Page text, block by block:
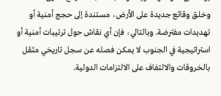
وخلق وقائع جديدة على الأرض، مستندة إلى حجج أمنية أو
تهديدات مفترضة. وبالتالي، فإن أي نقاش حول ترتيبات أمنية أو
استراتيجية في الجنوب لا يمكن فصله عن سجل تاريخي مثقل
بالخروقات والالتفاف على الالتزامات الدولية.